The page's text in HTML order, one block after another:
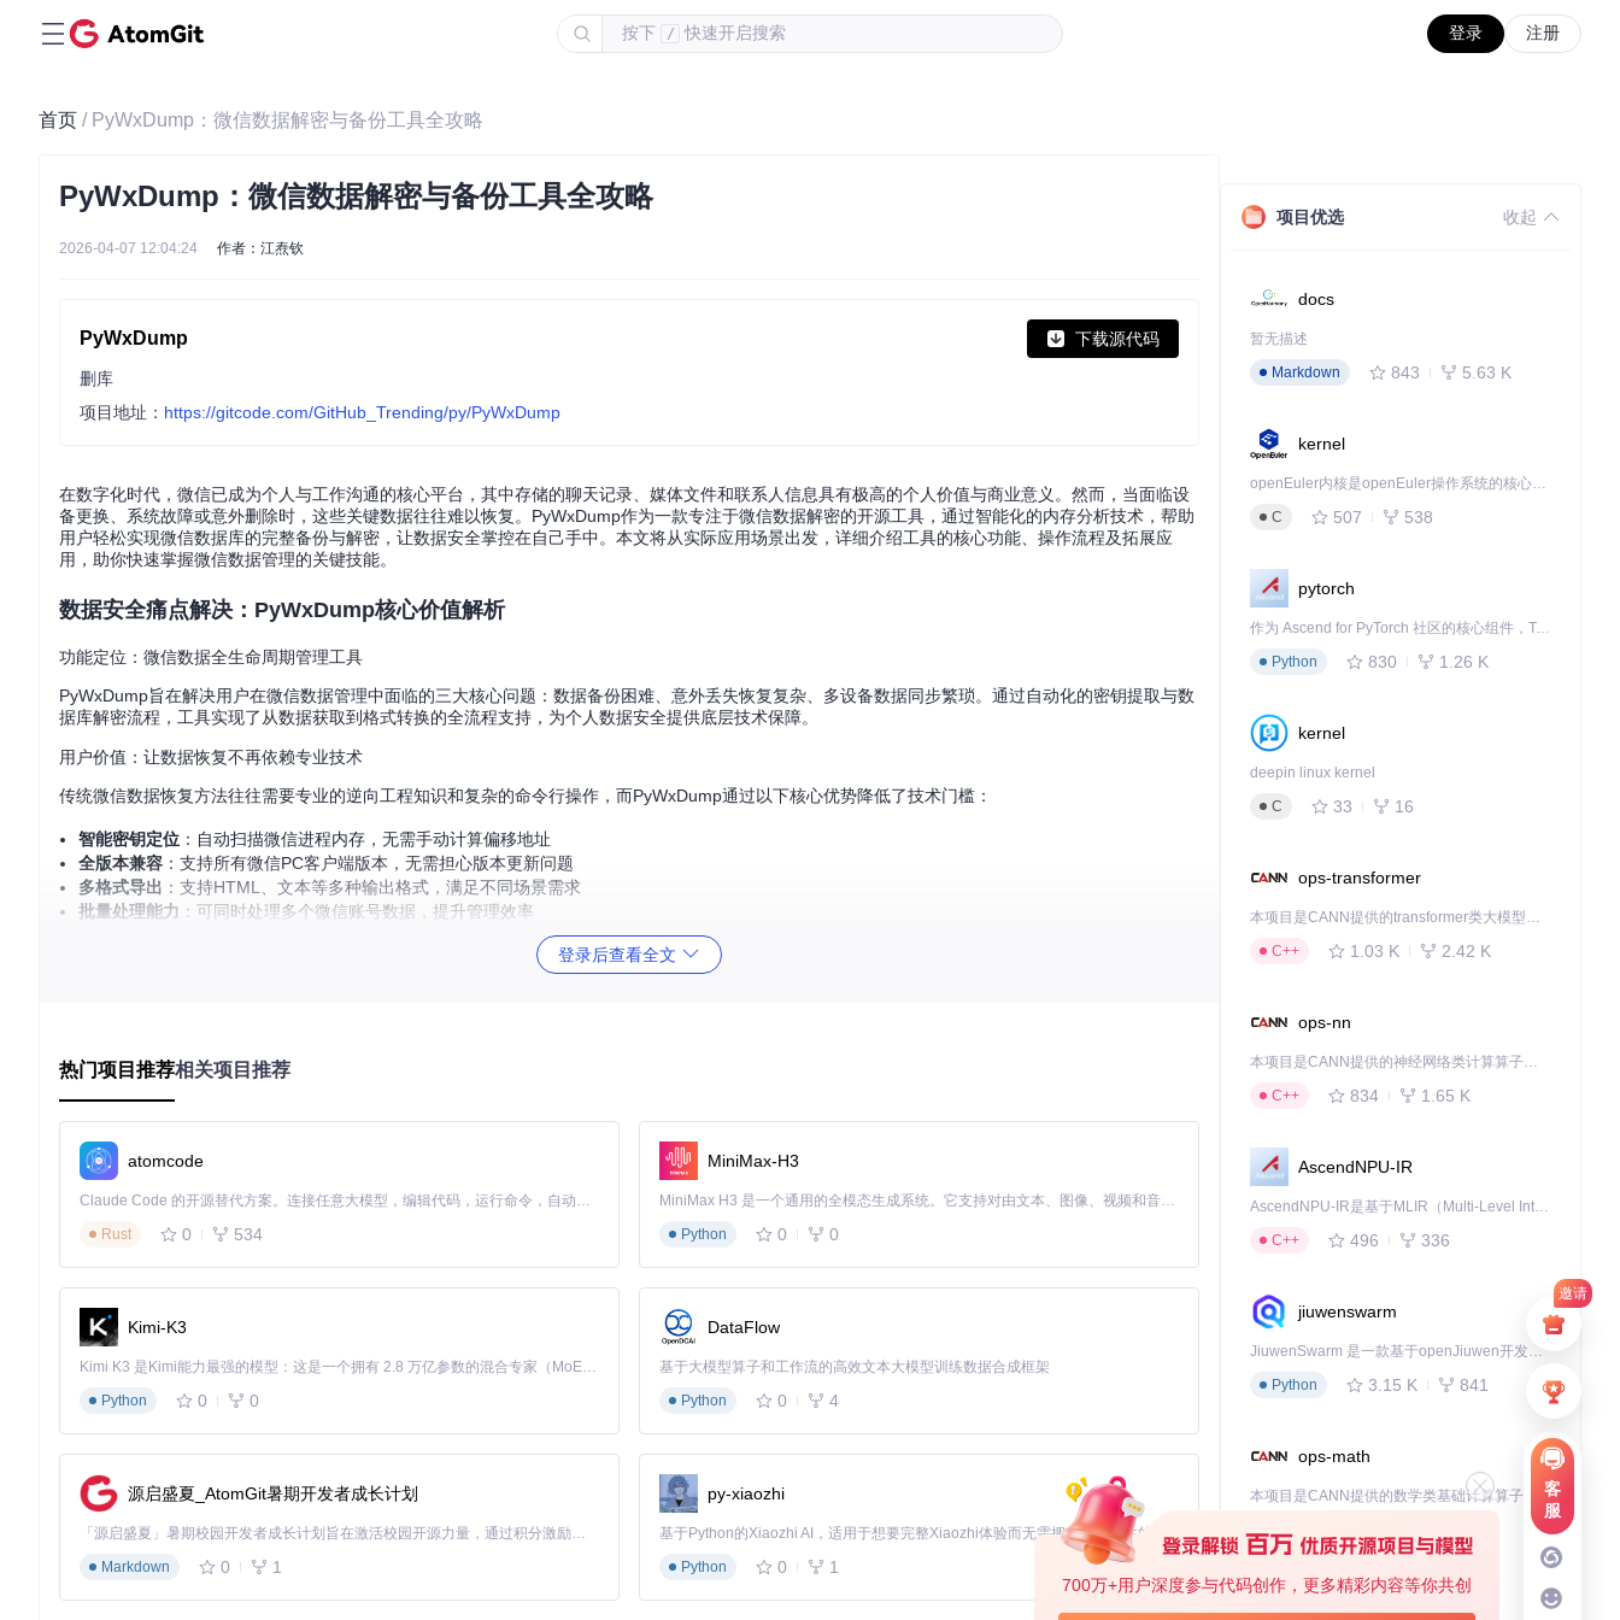
按下 / 快速开启搜索 登录 注册
邀请
客
服
700万+用户深度参与代码创作，更多精彩内容等你共创
首页 / PyWxDump：微信数据解密与备份工具全攻略
PyWxDump：微信数据解密与备份工具全攻略
2026-04-07 12:04:24 作者：江焘钦
PyWxDump 下载源代码
删库
项目地址： https://gitcode.com/GitHub_Trending/py/PyWxDump
在数字化时代，微信已成为个人与工作沟通的核心平台，其中存储的聊天记录、媒体文件和联系人信息具有极高的个人价值与商业意义。然而，当面临设
备更换、系统故障或意外删除时，这些关键数据往往难以恢复。PyWxDump作为一款专注于微信数据解密的开源工具，通过智能化的内存分析技术，帮助
用户轻松实现微信数据库的完整备份与解密，让数据安全掌控在自己手中。本文将从实际应用场景出发，详细介绍工具的核心功能、操作流程及拓展应
用，助你快速掌握微信数据管理的关键技能。
数据安全痛点解决：PyWxDump核心价值解析
功能定位：微信数据全生命周期管理工具
PyWxDump旨在解决用户在微信数据管理中面临的三大核心问题：数据备份困难、意外丢失恢复复杂、多设备数据同步繁琐。通过自动化的密钥提取与数
据库解密流程，工具实现了从数据获取到格式转换的全流程支持，为个人数据安全提供底层技术保障。
用户价值：让数据恢复不再依赖专业技术
传统微信数据恢复方法往往需要专业的逆向工程知识和复杂的命令行操作，而PyWxDump通过以下核心优势降低了技术门槛：
智能密钥定位 ：自动扫描微信进程内存，无需手动计算偏移地址
全版本兼容 ：支持所有微信PC客户端版本，无需担心版本更新问题
多格式导出 ：支持HTML、文本等多种输出格式，满足不同场景需求
批量处理能力 ：可同时处理多个微信账号数据，提升管理效率
1. 获取工具源码
[新手友好] 通过Git命令克隆项目仓库到本地：
git clone https://gitcode.com/GitHub_Trending/py/PyWxDump
# 克隆项目源码
cd PyWxDump
pip install -r requirements.txt
3. 验证安装状态
[!WARNING] 确保当前系统已安装Python 3.7+环境，且微信客户端处于登录状态。
执行流程：四步完成数据解密
登录后查看全文
热门项目推荐相关项目推荐
atomcode
Claude Code 的开源替代方案。连接任意大模型，编辑代码，运行命令，自动验证 — 全自动执行。用 Rust 构建，极致性能。 ｜ An open-source alternative to Claude Code. Connect any LLM, edit code, run commands, and verify changes — autonomously. Built in Rust for speed. Get Started
Rust
0 534
MiniMax-H3
MiniMax H3 是一个通用的全模态生成系统。它支持对由文本、图像、视频和音频组成的多模态上下文进行统一理解，并能生成分辨率高达 2K、时长可达 15 秒的带原生立体声音频的视频。得益于面向任务泛化的系统设计，H3 在预训练阶段就已具备广泛的多模态上下文理解与生成能力，能够出色地执行复杂的多模态指令。
Python
0 0
Kimi-K3
Kimi K3 是Kimi能力最强的模型：这是一个拥有 2.8 万亿参数的混合专家（MoE）模型，具备原生视觉理解能力，并支持 100 万 token 的上下文窗口。
Python
0 0
DataFlow
基于大模型算子和工作流的高效文本大模型训练数据合成框架
Python
0 4
源启盛夏_AtomGit暑期开发者成长计划
「源启盛夏」暑期校园开发者成长计划旨在激活校园开源力量，通过积分激励、认证扶持、资源倾斜等形式，引导高校组织和开发者完成「入驻 — 建项目 — 做贡献 — 获认证 — 得资源」的完整闭环。无论你是想带领社团入驻平台的组织者，还是希望用代码贡献证明自己的开发者，都能在这里找到属于你的成长路径。
Markdown
0 1
py-xiaozhi
基于Python的Xiaozhi AI，适用于想要完整Xiaozhi体验而无需拥有专用硬件的用户。
Python
0 1
项目优选 收起
docs
暂无描述
Markdown
843 5.63 K
kernel
openEuler内核是openEuler操作系统的核心，既是系统性能与稳定性的基石，也是连接处理器、设备与服务的桥梁。
C
507 538
pytorch
作为 Ascend for PyTorch 社区的核心组件，TorchNPU 是昇腾专为 PyTorch 打造的深度学习适配插件，使 PyTorch 框架能够直接调用昇腾 NPU，为开发者提供昇腾 AI 处理器的超强算力。
Python
830 1.26 K
kernel
deepin linux kernel
C
33 16
ops-transformer
本项目是CANN提供的transformer类大模型算子库，实现网络在NPU上加速计算。
C++
1.03 K 2.42 K
ops-nn
本项目是CANN提供的神经网络类计算算子库，实现网络在NPU上加速计算。
C++
834 1.65 K
AscendNPU-IR
AscendNPU-IR是基于MLIR（Multi-Level Intermediate Representation）构建的，面向昇腾亲和算子编译时使用的中间表示，提供昇腾完备表达能力，通过编译优化提升昇腾AI处理器计算效率，支持通过生态框架使能昇腾AI处理器与深度调优
C++
496 336
jiuwenswarm
JiuwenSwarm 是一款基于openJiuwen开发的智能AI Agent，它能够将大语言模型的强大能力，通过你日常使用的各类通讯应用，直接延伸至你的指尖。
Python
3.15 K 841
ops-math
C++
deveco-code